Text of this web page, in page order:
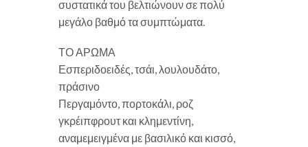
συστατικά του βελτιώνουν σε πολύ
μεγάλο βαθμό τα συμπτώματα.
ΤΟ ΑΡΩΜΑ
Εσπεριδοειδές, τσάι, λουλουδάτο,
πράσινο
Περγαμόντο, πορτοκάλι, ροζ
γκρέιπφρουτ και κλημεντίνη,
αναμεμειγμένα με βασιλικό και κισσό,